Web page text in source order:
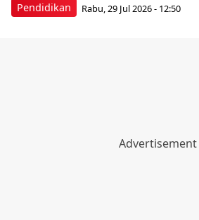
Pendidikan Rabu, 29 Jul 2026 - 12:50